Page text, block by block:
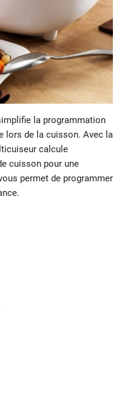
la programmation
lors de la cuisson. Avec la
calcule
cuisson pour une
permet de programmer